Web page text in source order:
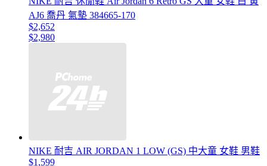
AJ6 喬丹 氣墊 384665-170
$2,652
$2,980
NIKE 耐吉 AIR JORDAN 1 LOW (GS) 中大童 女鞋 男鞋
$1,599